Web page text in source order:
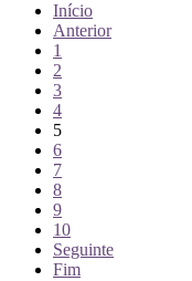
Início
Anterior
1
2
3
4
5
6
7
8
9
10
Seguinte
Fim